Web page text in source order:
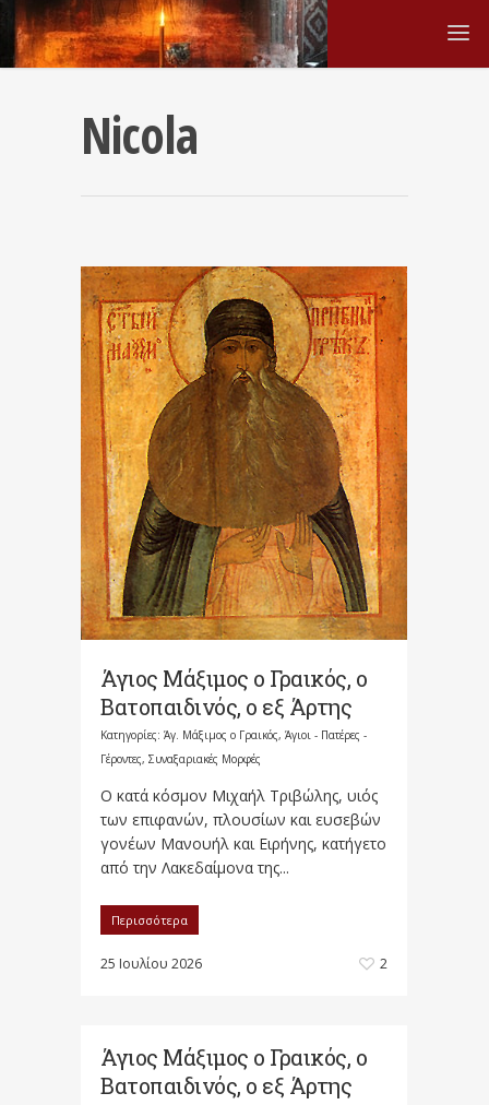
Nicola
Άγιος Μάξιμος ο Γραικός, ο
Βατοπαιδινός, ο εξ Άρτης
Κατηγορίες: Άγ. Μάξιμος ο Γραικός, Άγιοι - Πατέρες -
Γέροντες, Συναξαριακές Μορφές
Ο κατά κόσμον Μιχαήλ Τριβώλης, υιός
των επιφανών, πλουσίων και ευσεβών
γονέων Μανουήλ και Ειρήνης, κατήγετο
από την Λακεδαίμονα της...
Περισσότερα
25 Ιουλίου 2026 2
Άγιος Μάξιμος ο Γραικός, ο
Βατοπαιδινός, ο εξ Άρτης